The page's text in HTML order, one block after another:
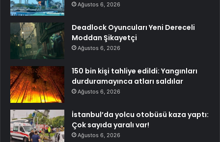
Ağustos 6, 2026
Deadlock Oyuncuları Yeni Dereceli
Moddan Şikayetçi
Ağustos 6, 2026
150 bin kişi tahliye edildi: Yangınları
durduramayınca atları saldılar
Ağustos 6, 2026
İstanbul’da yolcu otobüsü kaza yaptı:
Çok sayıda yaralı var!
Ağustos 6, 2026